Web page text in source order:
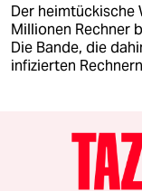
Der heimtückische
Millionen Rechner
Die Bande, die
infizierten